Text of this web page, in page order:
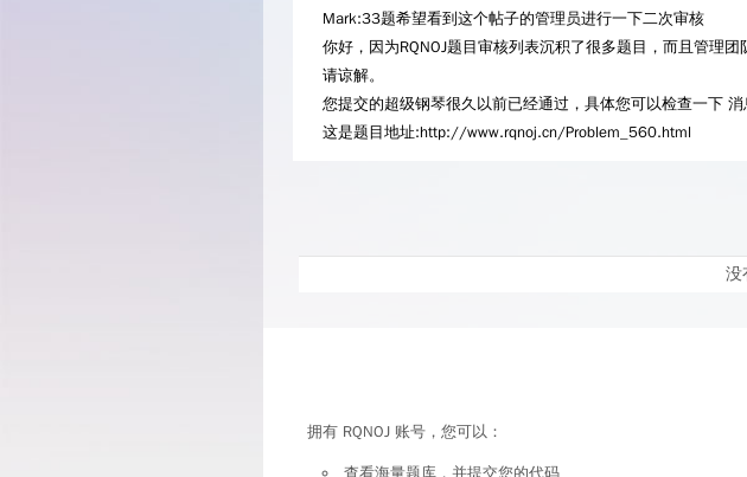
Mark:33题希望看到这个帖子的管理员进行一下二次审核
你好，因为RQNOJ题目审核列表沉积了很多题目，而且管理
请谅解。
您提交的超级钢琴很久以前已经通过，具体您可以检查一下 消
这是题目地址:http://www.rqnoj.cn/Problem_560.html
没
拥有 RQNOJ 账号，您可以：
查看海量题库，并提交您的代码